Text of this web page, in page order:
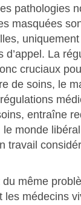
pathologies
masquées
d’appel. La
cruciaux
de soins, le
entraîne
monde
travail
même
les médecins